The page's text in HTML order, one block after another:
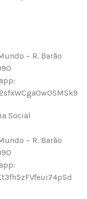
– R. Barão
Social
– R. Barão